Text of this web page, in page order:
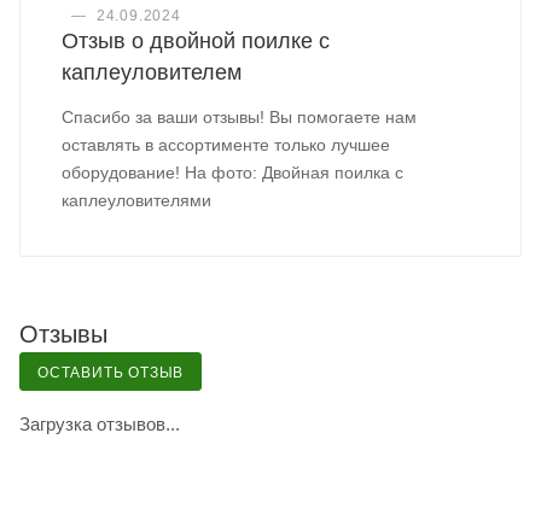
—
24.09.2024
Отзыв о двойной поилке с
каплеуловителем
Спасибо за ваши отзывы! Вы помогаете нам
оставлять в ассортименте только лучшее
оборудование! На фото: Двойная поилка с
каплеуловителями
Отзывы
ОСТАВИТЬ ОТЗЫВ
Загрузка отзывов...